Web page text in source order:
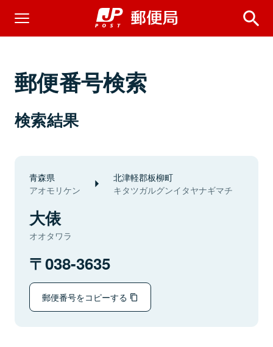
郵便番号検索
検索結果
青森県
アオモリケン
北津軽郡板柳町
キタツガルグンイタヤナギマチ
大俵
オオタワラ
038-3635
郵便番号をコピーする